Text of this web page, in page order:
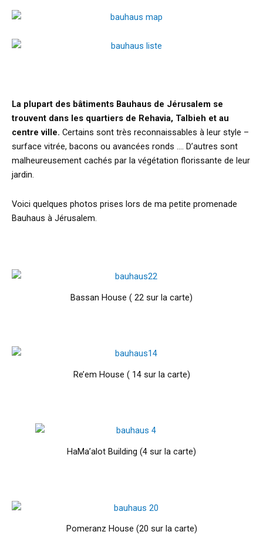
La plupart des bâtiments Bauhaus de Jérusalem se
trouvent dans les quartiers de Rehavia, Talbieh et au
centre ville. Certains sont très reconnaissables à leur style –
surface vitrée, bacons ou avancées ronds …. D’autres sont
malheureusement cachés par la végétation florissante de leur
jardin.
Voici quelques photos prises lors de ma petite promenade
Bauhaus à Jérusalem.
Bassan House ( 22 sur la carte)
Re’em House ( 14 sur la carte)
HaMa’alot Building (4 sur la carte)
Pomeranz House (20 sur la carte)